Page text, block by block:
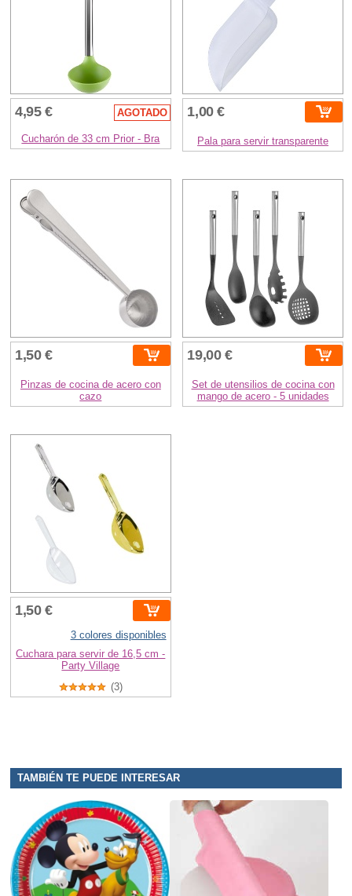
4,95 € AGOTADO
Cucharón de 33 cm Prior - Bra
1,00 €
Pala para servir transparente
1,50 €
Pinzas de cocina de acero con
cazo
19,00 €
Set de utensilios de cocina con
mango de acero - 5 unidades
1,50 €
3 colores disponibles
Cuchara para servir de 16,5 cm -
Party Village
(3)
TAMBIÉN TE PUEDE INTERESAR